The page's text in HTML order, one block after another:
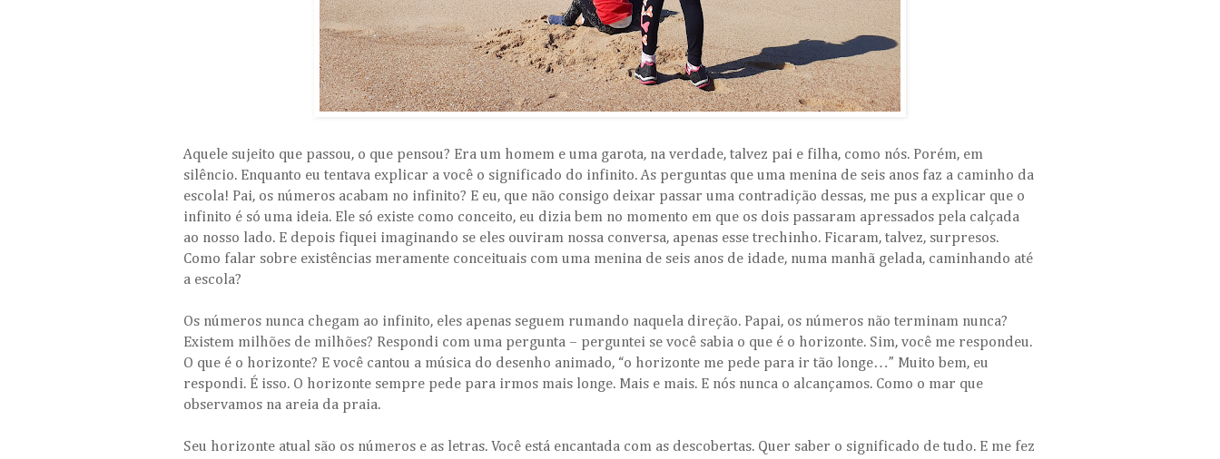
Aquele sujeito que passou, o que pensou? Era um homem e uma garota, na verdade, talvez pai e filha, como nós. Porém, em
silêncio. Enquanto eu tentava explicar a você o significado do infinito. As perguntas que uma menina de seis anos faz a caminho da
escola! Pai, os números acabam no infinito? E eu, que não consigo deixar passar uma contradição dessas, me pus a explicar que o
infinito é só uma ideia. Ele só existe como conceito, eu dizia bem no momento em que os dois passaram apressados pela calçada
ao nosso lado. E depois fiquei imaginando se eles ouviram nossa conversa, apenas esse trechinho. Ficaram, talvez, surpresos.
Como falar sobre existências meramente conceituais com uma menina de seis anos de idade, numa manhã gelada, caminhando até
a escola?
Os números nunca chegam ao infinito, eles apenas seguem rumando naquela direção. Papai, os números não terminam nunca?
Existem milhões de milhões? Respondi com uma pergunta – perguntei se você sabia o que é o horizonte. Sim, você me respondeu.
O que é o horizonte? E você cantou a música do desenho animado, “o horizonte me pede para ir tão longe…” Muito bem, eu
respondi. É isso. O horizonte sempre pede para irmos mais longe. Mais e mais. E nós nunca o alcançamos. Como o mar que
observamos na areia da praia.
Seu horizonte atual são os números e as letras. Você está encantada com as descobertas. Quer saber o significado de tudo. E me fez